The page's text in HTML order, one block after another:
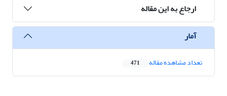
ارجاع به این مقاله
آمار
تعداد مشاهده مقاله 471